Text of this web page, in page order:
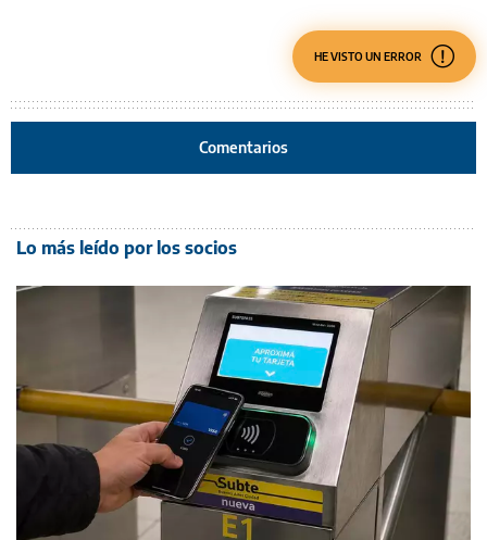
HE VISTO UN ERROR
Comentarios
Lo más leído por los socios